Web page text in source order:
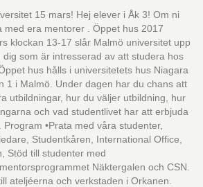
15 mars! Hej elever i Åk 3! Om ni
med era mentorer . Öppet hus 2017
klockan 13-17 slår Malmö universitet upp
som är intresserad av att studera hos
hus hålls i universitetets hus Niagara
1 i Malmö. Under dagen har du chans att
utbildningar, hur du väljer utbildning, hur
och vad studentlivet har att erbjuda
•Prata med våra studenter,
Studentkåren, International Office,
Stöd till studenter med
Näktergalen och CSN.
ateljéerna och verkstaden i Orkanen.